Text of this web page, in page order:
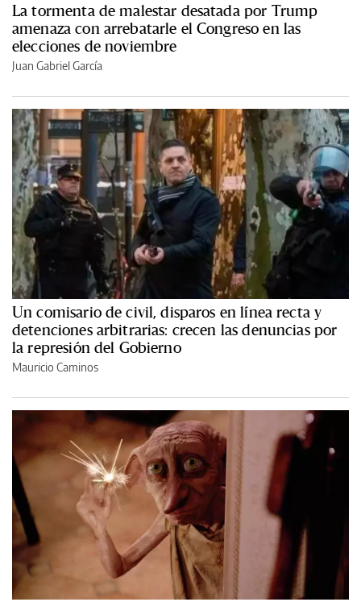
La tormenta de malestar desatada por Trump
amenaza con arrebatarle el Congreso en las
elecciones de noviembre
Juan Gabriel García
Un comisario de civil, disparos en línea recta y
detenciones arbitrarias: crecen las denuncias por
la represión del Gobierno
Mauricio Caminos